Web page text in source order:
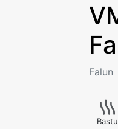
Falun
Bastu